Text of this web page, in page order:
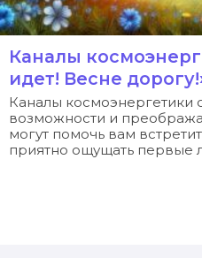
Каналы
идет! Весне
Каналы космоэнергетики
возможности и
могут помочь вам
приятно ощущать первые